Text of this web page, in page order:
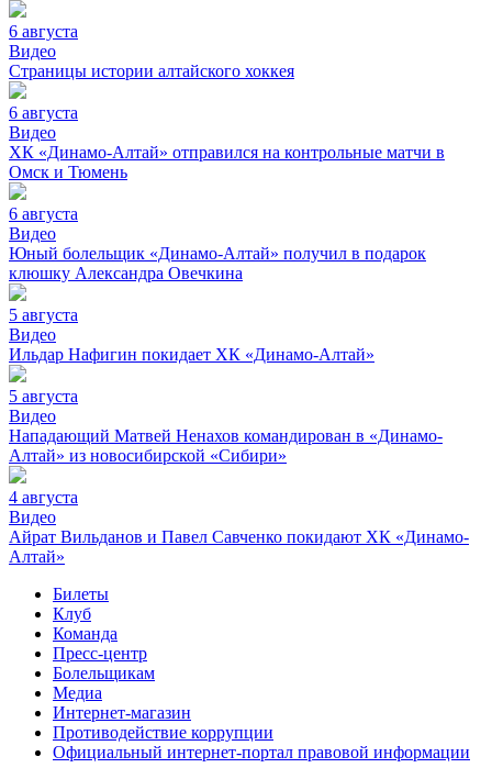
6 августа
Видео
Страницы истории алтайского хоккея
6 августа
Видео
ХК «Динамо-Алтай» отправился на контрольные матчи в
Омск и Тюмень
6 августа
Видео
Юный болельщик «Динамо-Алтай» получил в подарок
клюшку Александра Овечкина
5 августа
Видео
Ильдар Нафигин покидает ХК «Динамо-Алтай»
5 августа
Видео
Нападающий Матвей Ненахов командирован в «Динамо-
Алтай» из новосибирской «Сибири»
4 августа
Видео
Айрат Вильданов и Павел Савченко покидают ХК «Динамо-
Алтай»
Билеты
Клуб
Команда
Пресс-центр
Болельщикам
Медиа
Интернет-магазин
Противодействие коррупции
Официальный интернет-портал правовой информации